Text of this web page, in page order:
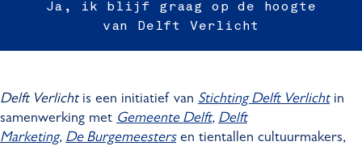
Ja, ik blijf graag op de hoogte
van Delft Verlicht
Delft Verlichtis een initiatief van Stichting Delft Verlichtin
samenwerking met Gemeente Delft, Delft
Marketing, De Burgemeestersen tientallen cultuurmakers,